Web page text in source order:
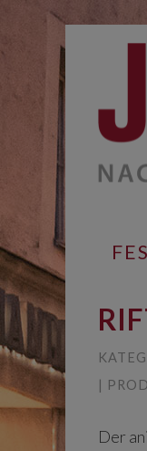
Inhalt
|
Der